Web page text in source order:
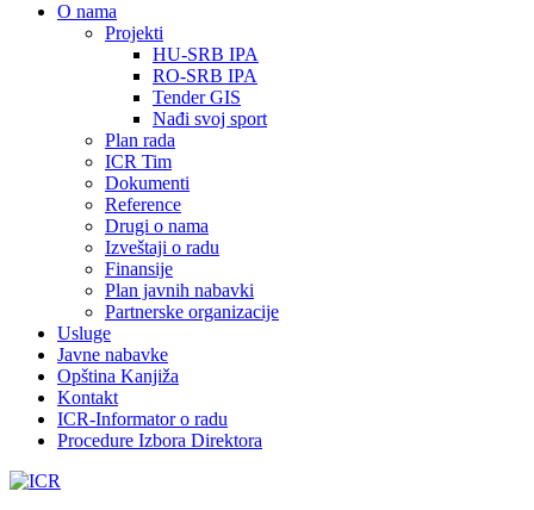
О nama
Projekti
HU-SRB IPA
RO-SRB IPA
Tender GIS
Nađi svoj sport
Plan rada
ICR Tim
Dokumenti
Reference
Drugi o nama
Izveštaji o radu
Finansije
Plan javnih nabavki
Partnerske organizacije
Usluge
Javne nabavke
Opština Kanjiža
Kontakt
ICR-Informator o radu
Procedure Izbora Direktora